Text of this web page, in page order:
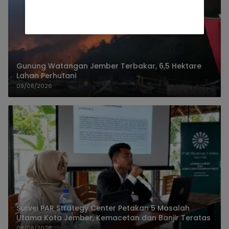
Gunung Watangan Jember Terbakar, 6,5 Hektare
Lahan Perhutani
09/08/2026
Survei PAR Strategy Center Petakan 5 Masalah
Utama Kota Jember, Kemacetan dan Banjir Teratas